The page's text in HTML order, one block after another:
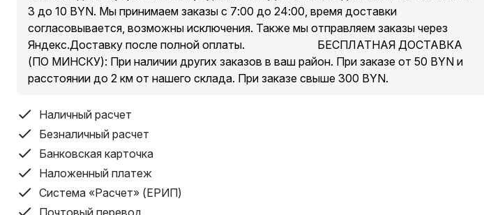
Характеристики:
Тип: Напольный Bluetooth Динамик
Bluetooth версия: V5.0, до 10 м.
Выходная мощность: (RMS) 200 Вт
Мембраны динамиков: 2 сабвуфера(4 Ω)+ 2 твитер(3 Ω)
Частотный диапазон: 50 Гц-20 кГц
Поддержка аудио файлов: MP3, WMA, WAV
RGB-подсветка: многоцветная, 9 режимов
Соотношение сигнал/шум: 80 дБ+ /-2дБ
Воспроизведение с USB и TF: до 32 Гб
3 до 10 BYN. Мы принимаем заказы с 7:00 до 24:00, время доставки
согласовывается, возможны исключения. Также мы отправляем заказы через
Яндекс.Доставку после полной оплаты. ⠀⠀⠀⠀⠀⠀⠀⠀ БЕСПЛАТНАЯ ДОСТАВКА
(ПО МИНСКУ): При наличии других заказов в ваш район. При заказе от 50 BYN и
расстоянии до 2 км от нашего склада. При заказе свыше 300 BYN.
Наличный расчет
Безналичный расчет
Банковская карточка
Наложенный платеж
Система «Расчет» (ЕРИП)
Почтовый перевод